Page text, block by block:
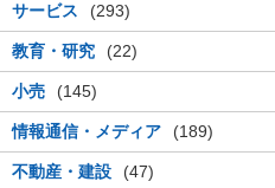
サービス (293)
教育・研究 (22)
小売 (145)
情報通信・メディア (189)
不動産・建設 (47)